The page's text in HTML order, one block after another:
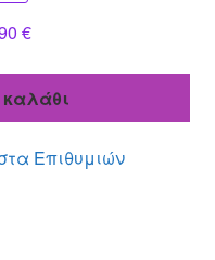
€.
€Η
είναι:
Επιθυμιών